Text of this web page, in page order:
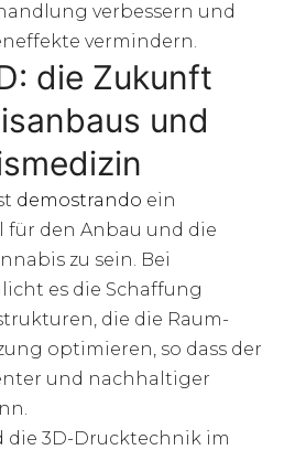
verbessern und
vermindern.
die Zukunft
und
demostrando ein
den Anbau und die
zu sein. Bei
es die Schaffung
die die Raum-
optimieren, so dass der
und nachhaltiger
die 3D-Drucktechnik im